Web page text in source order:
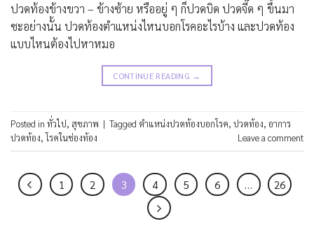
ปวดท้องข้างขวา – ข้างซ้าย หรืออยู่ ๆ ก็ปวดบิด ปวดจี๊ด ๆ ขึ้นมา
ซะอย่างนั้น ปวดท้องตำแหน่งไหนบอกโรคอะไรบ้าง และปวดท้อง
แบบไหนต้องไปหาหมอ
CONTINUE READING →
Posted in ทั่วไป, สุขภาพ | Tagged ตำแหน่งปวดท้องบอกโรค, ปวดท้อง, อาการ
ปวดท้อง,โรคในช่องท้อง Leave a comment
1 2 3 4 5 6 26